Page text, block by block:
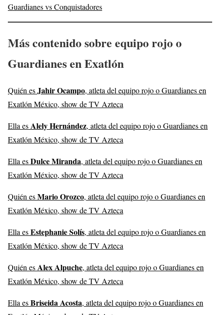
Guardianes vs Conquistadores
Más contenido sobre equipo rojo o
Guardianes en Exatlón
Quién esJahir Ocampo, atleta del equipo rojo o Guardianes en
Exatlón México, show de TV Azteca
Ella esAlely Hernández, atleta del equipo rojo o Guardianes en
Exatlón México, show de TV Azteca
Ella esDulce Miranda, atleta del equipo rojo o Guardianes en
Exatlón México, show de TV Azteca
Quién esMario Orozco, atleta del equipo rojo o Guardianes en
Exatlón México, show de TV Azteca
Ella esEstephanie Solís, atleta del equipo rojo o Guardianes en
Exatlón México, show de TV Azteca
Quién esAlex Alpuche, atleta del equipo rojo o Guardianes en
Exatlón México, show de TV Azteca
Ella esBriseida Acosta, atleta del equipo rojo o Guardianes en